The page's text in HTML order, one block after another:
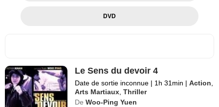
DVD
Le Sens du devoir 4
Date de sortie inconnue | 1h 31min | Action
Arts Martiaux ,Thriller
De Woo-Ping Yuen